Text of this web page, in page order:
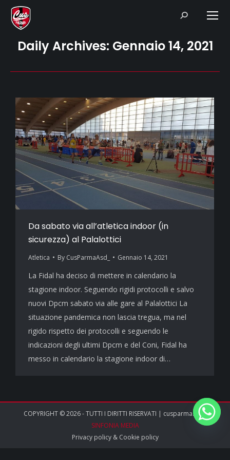
Search:
Daily Archives: Gennaio 14, 2021
Da sabato via all’atletica indoor (in
sicurezza) al Palalottici
Atletica By CusParmaAsd_ Gennaio 14, 2021
La Fidal ha deciso di mettere in calendario la
stagione indoor. Seguendo rigidi protocolli e salvo
nuovi Dpcm sabato via alle gare al Palalottici La
situazione pandemica non lascia tregua, ma nel
rigido rispetto dei protocolli e seguendo le
indicazioni degli ultimi Dpcm e del Coni, Fidal ha
messo in calendario la stagione indoor di…
COPYRIGHT © 2026 - TUTTI I DIRITTI RISERVATI | cusparma.it by
SINFONIA MEDIA
Privacy policy& Cookie policy